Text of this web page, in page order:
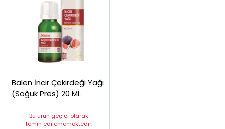
Balen İncir Çekirdeği Yağı
(Soğuk Pres) 20 ML
Bu ürün geçici olarak
temin edilememektedir.